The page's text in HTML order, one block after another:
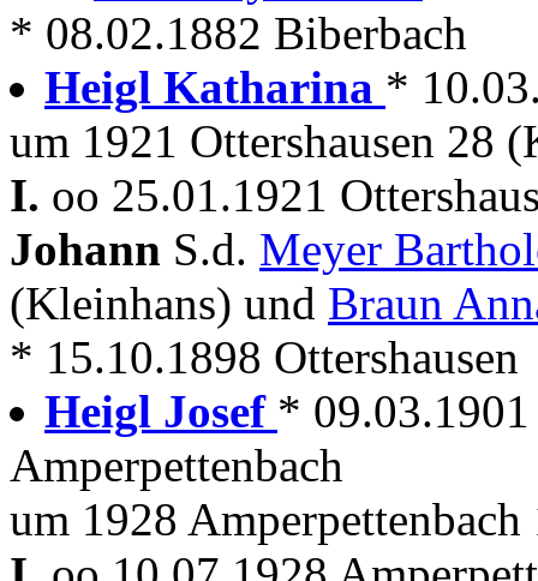
* 08.02.1882 Biberbach
Heigl Katharina *
um 1921 Ottershausen 28
I. oo 25.01.1921
Johann S.d. Meyer
(Kleinhans) und Braun
* 15.10.1898 Ottershausen
Heigl Josef *
Amperpettenbach
um 1928